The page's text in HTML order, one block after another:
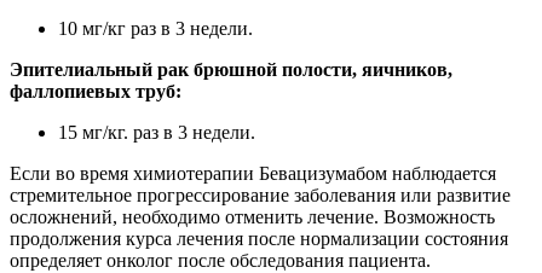
10 мг/кг раз в 3 недели.
Эпителиальный рак брюшной полости, яичников,
фаллопиевых труб:
15 мг/кг. раз в 3 недели.
Если во время химиотерапии Бевацизумабом наблюдается
стремительное прогрессирование заболевания или развитие
осложнений, необходимо отменить лечение. Возможность
продолжения курса лечения после нормализации состояния
определяет онколог после обследования пациента.